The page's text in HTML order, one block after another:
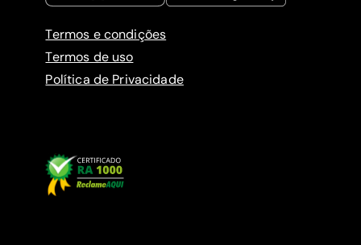
Termos e condições
Termos de uso
Política de Privacidade